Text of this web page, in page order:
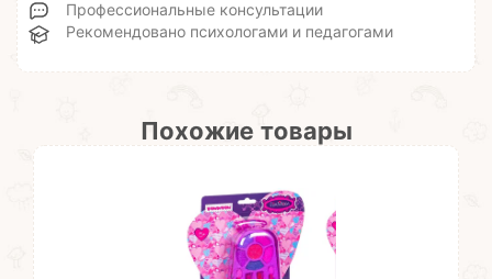
Профессиональные консультации
Рекомендовано психологами и педагогами
Похожие товары